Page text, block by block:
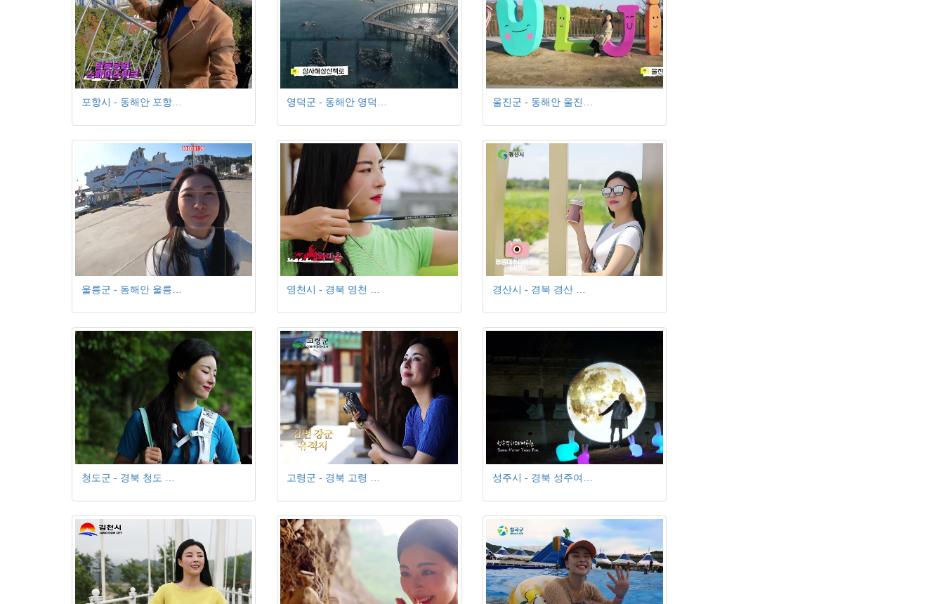
포항시 - 동해안 포항… 영덕군 - 동해안 영덕… 울진군 - 동해안 울진…
울릉군 - 동해안 울릉… 영천시 - 경북 영천 … 경산시 - 경북 경산 …
청도군 - 경북 청도 … 고령군 - 경북 고령 … 성주시 - 경북 성주여…